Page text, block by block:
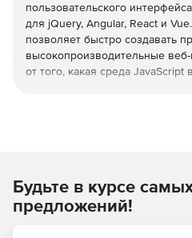
пользовательского
для jQuery, Angular, React и
позволяет быстро создавать
высокопроизводительные
от того, какая среда JavaScript
обширной библиотеки при
дизайна. Kendo UI позволяет
интегрируя компоненты для
Будьте в курсе
предложений!